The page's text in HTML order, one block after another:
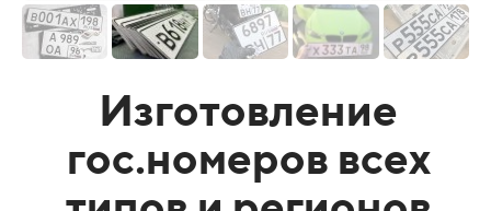
Изготовление
гос.номеров всех